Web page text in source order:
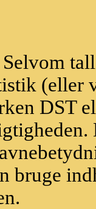
(eller
DST
bruge